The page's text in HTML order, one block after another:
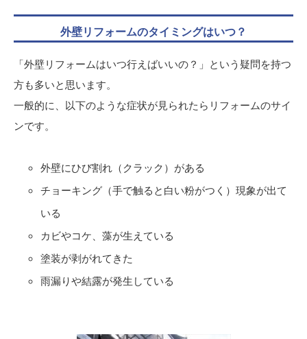
外壁リフォームのタイミングはいつ？
「外壁リフォームはいつ行えばいいの？」という疑問を持つ
方も多いと思います。
一般的に、以下のような症状が見られたらリフォームのサイ
ンです。
外壁にひび割れ（クラック）がある
チョーキング（手で触ると白い粉がつく）現象が出て
いる
カビやコケ、藻が生えている
塗装が剥がれてきた
雨漏りや結露が発生している